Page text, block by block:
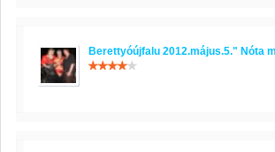
Berettyóújfalu 2012.május.5." Nóta